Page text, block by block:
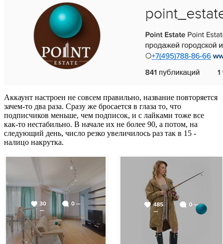
Аккаунт настроен не совсем правильно, название повторяется
зачем-то два раза. Сразу же бросается в глаза то, что
подписчиков меньше, чем подписок, и с лайками тоже все
как-то нестабильно. В начале их не более 90, а потом, на
следующий день, число резко увеличилось раз так в 15 -
налицо накрутка.